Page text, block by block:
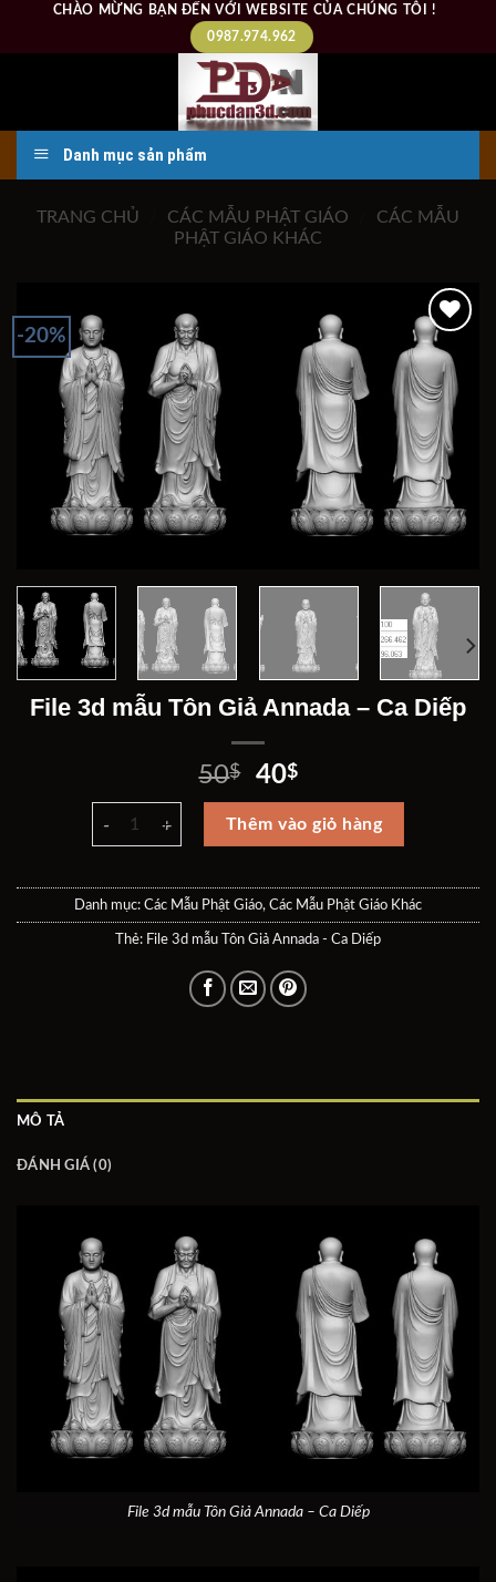
CHÀO MỪNG BẠN ĐẾN VỚI WEBSITE CỦA CHÚNG TÔI !
0987.974.962
Danh mục sản phẩm
TRANG CHỦ CÁC MẪU PHẬT GIÁO
CÁC MẪU
PHẬT GIÁO KHÁC
-20%
Add to
wishlist
File 3d mẫu Tôn Giả Annada – Ca Diếp
50$
Giá
gốc
là:
50$.
40$Giá
hiện
tại
là:
40$.
File 3d mẫu Tôn Giả Annada - Ca Diếp số lượng
Thêm vào giỏ hàng
Danh mục: Các Mẫu Phật Giáo, Các Mẫu Phật Giáo Khác
Thẻ: File 3d mẫu Tôn Giả Annada - Ca Diếp
MÔ TẢ
ĐÁNH GIÁ (0)
File 3d mẫu Tôn Giả Annada – Ca Diếp